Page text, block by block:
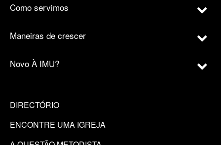
Como servimos
Maneiras de crescer
Novo À IMU?
DIRECTÓRIO
ENCONTRE UMA IGREJA